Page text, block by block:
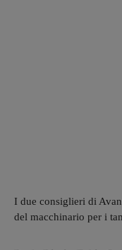
I due consiglieri di
del macchinario per i